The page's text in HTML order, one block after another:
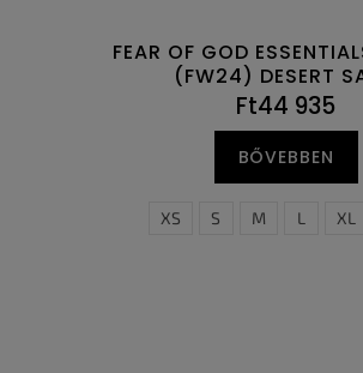
FEAR OF GOD
(FW24) DESERT
Ft44 935
BŐVEBBEN
XS S M L XL